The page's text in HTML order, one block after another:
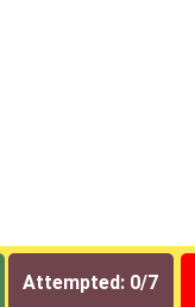
Attempted: 0/7